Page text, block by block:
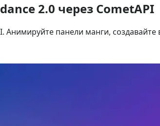
2.0 через CometAPI
панели манги,